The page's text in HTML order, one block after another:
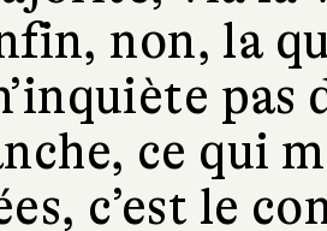
non, la
ce qui
c’est le